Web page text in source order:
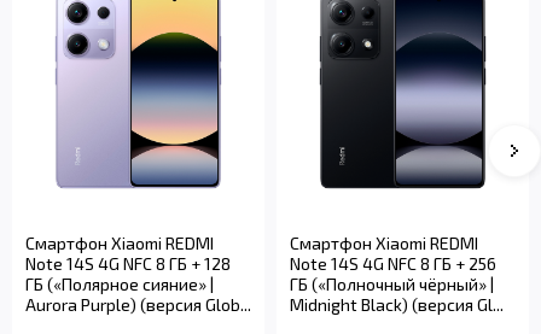
Смартфон Xiaomi REDMI
Note 14S 4G NFC 8 ГБ + 128
ГБ («Полярное сияние» |
Aurora Purple) (версия Glob...
Смартфон Xiaomi REDMI
Note 14S 4G NFC 8 ГБ + 256
ГБ («Полночный чёрный» |
Midnight Black) (версия Gl...